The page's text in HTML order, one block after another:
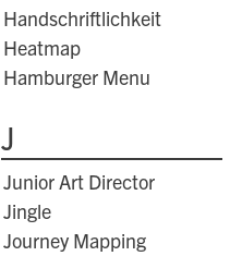
Handschriftlichkeit
Heatmap
Hamburger Menu
J
Junior Art Director
Jingle
Journey Mapping